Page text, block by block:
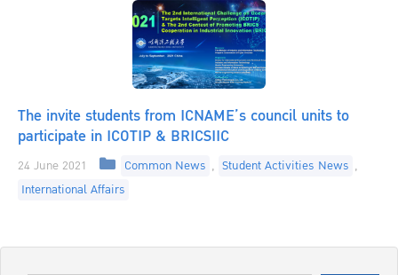
The invite students from ICNAME’s council units to
participate in ICOTIP & BRICSIIC
24 June 2021 Categories
Common News , Student Activities News ,
International Affairs